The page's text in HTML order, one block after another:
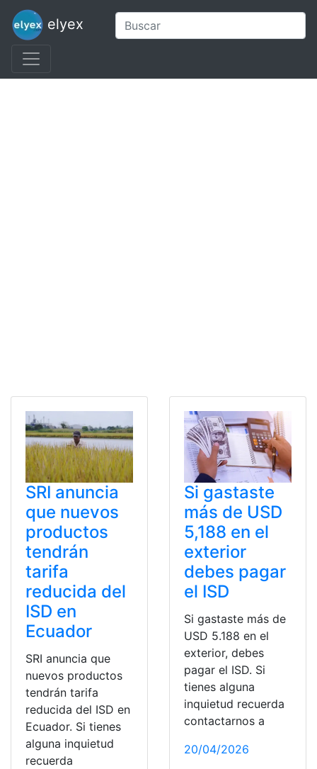
elyex
SRI anuncia
que nuevos
productos
tendrán
tarifa
reducida del
ISD en
Ecuador
SRI anuncia que
nuevos productos
tendrán tarifa
reducida del ISD en
Ecuador. Si tienes
alguna inquietud
recuerda
Si gastaste
más de USD
5,188 en el
exterior
debes pagar
el ISD
Si gastaste más de
USD 5.188 en el
exterior, debes
pagar el ISD. Si
tienes alguna
inquietud recuerda
contactarnos a
20/04/2026